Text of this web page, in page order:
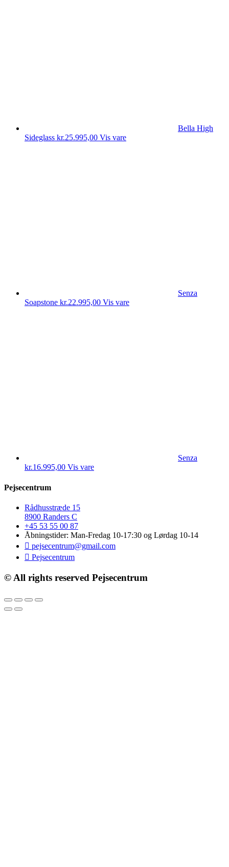
Bella High
Sideglass kr.25.995,00 Vis vare
Senza
Soapstone kr.22.995,00 Vis vare
Senza
kr.16.995,00 Vis vare
Pejsecentrum
Rådhusstræde 15
8900 Randers C
+45 53 55 00 87
Åbningstider: Man-Fredag 10-17:30 og Lørdag 10-14
pejsecentrum@gmail.com
Pejsecentrum
© All rights reserved Pejsecentrum